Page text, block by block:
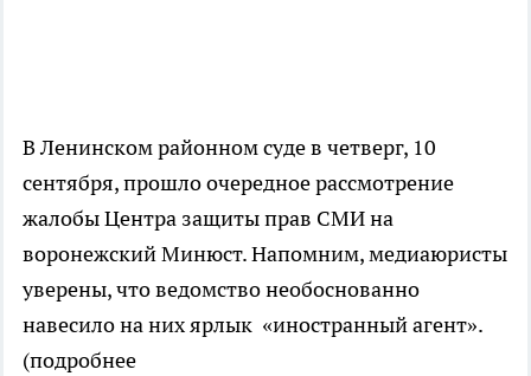
В Ленинском районном суде в четверг, 10
сентября, прошло очередное рассмотрение
жалобы Центра защиты прав СМИ на
воронежский Минюст. Напомним, медиаюристы
уверены, что ведомство необоснованно
навесило на них ярлык «иностранный агент».
(подробнее